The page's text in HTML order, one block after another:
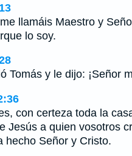
llamáis Maestro y
lo soy.
Tomás y le dijo: ¡Señor
con certeza toda la
Jesús a quien vosotros
hecho Señor y Cristo.